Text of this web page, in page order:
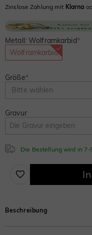
Zinslose Zahlung mit Klarna
Metall: Wolframkarbid*
Wolframkarbid
Größe*
Bitte wählen
Gravur
Die Bestellung wird in 7-
Beschreibung